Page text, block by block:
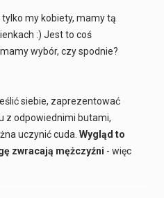
my kobiety, mamy tą
:) Jest to coś
wybór, czy spodnie?
siebie, zaprezentować
z odpowiednimi butami,
uczynić cuda.Wygląd to
zwracają mężczyźni - więc